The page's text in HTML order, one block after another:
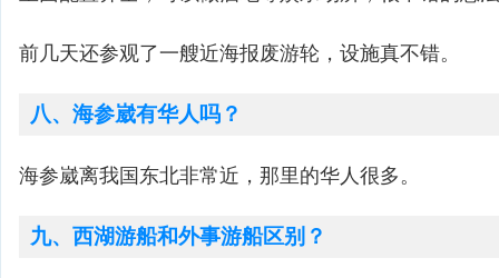
前几天还参观了一艘近海报废游轮，设施真不错。
八、海参崴有华人吗？
海参崴离我国东北非常近，那里的华人很多。
九、西湖游船和外事游船区别？